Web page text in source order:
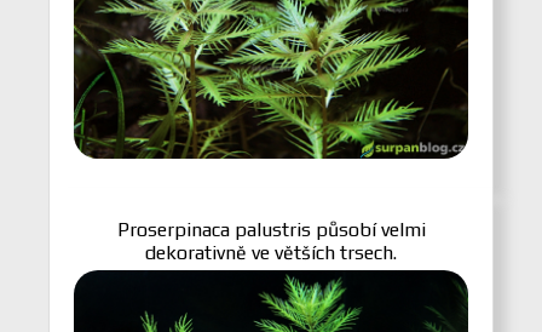
Proserpinaca palustris působí velmi
dekorativně ve větších trsech.